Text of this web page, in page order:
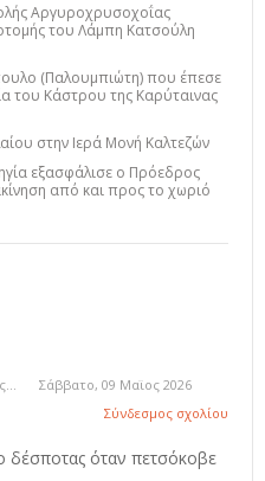
Αργυροχρυσοχοΐας
του Λάμπη Κατσούλη
(Παλουμπιώτη) που έπεσε
του Κάστρου της Καρύταινας
στην Ιερά Μονή Καλτεζών
εξασφάλισε ο Πρόεδρος
από και προς το χωριό
Σάββατο, 09 Μαϊος 2026
Σύνδεσμος σχολίου
δέσποτας όταν πετσόκοβε